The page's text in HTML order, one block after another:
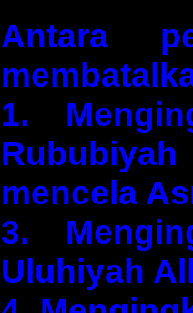
Antara
1.
mencela
3.
Uluhiyah